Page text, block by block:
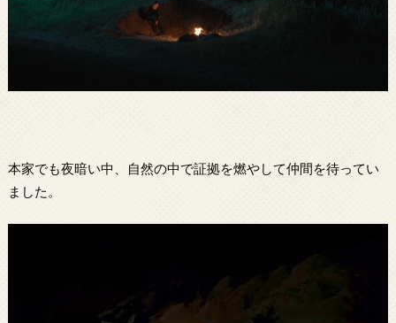
本家でも夜暗い中、自然の中で証拠を燃やして仲間を待ってい
ました。